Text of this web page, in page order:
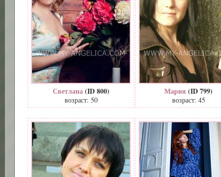
Светлана (ID 800)
возраст: 50
Мария (ID 799)
возраст: 45